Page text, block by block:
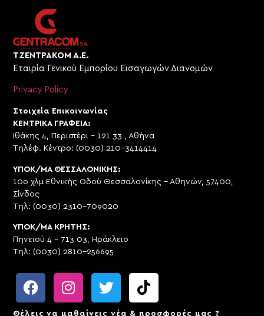
ΤΖΕΝΤΡΑΚΟΜ Α.Ε.
Εταιρία Γενικού Εμπορίου Εισαγωγών Διανομών
Privacy Policy
Στοιχεία Επικοινωνίας
ΚΕΝΤΡΙΚΑ ΓΡΑΦΕΙΑ:
Ιθάκης 4, Περιστέρι – 121 33 , Αθήνα
Τηλέφ. Κέντρο: (0030) 210-3414414
ΥΠΟΚ/ΜΑ ΘΕΣΣΑΛΟΝΙΚΗΣ:
10ο χλμ Εθνικής Οδού Θεσσαλονίκης – Αθηνών, 57400,
Σίνδος
Τηλ: (0030) 2310-709020
ΥΠΟΚ/ΜΑ ΚΡΗΤΗΣ:
Πηνειού 4 – 713 03, Ηράκλειο
Τηλ: (0030) 2810-256695
Θέλεις να μαθαίνεις νέα & προσφορές μας ?